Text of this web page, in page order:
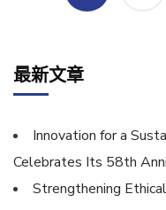
最新文章
Innovation for a
Celebrates Its 58th
Strengthening